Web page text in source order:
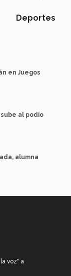
Deportes
en Juegos
sube al podio
alumna
voz" a